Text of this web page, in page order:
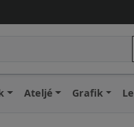
Ateljé Grafik